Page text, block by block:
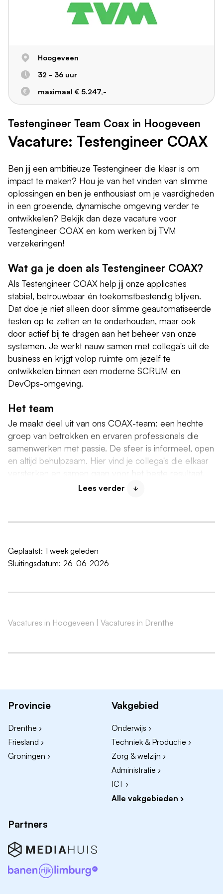
Hoogeveen
32 - 36 uur
maximaal € 5.247,-
Testengineer Team Coax in Hoogeveen
Vacature: Testengineer COAX
Ben jij een ambitieuze Testengineer die klaar is om
impact te maken? Hou je van het vinden van slimme
oplossingen en ben je enthousiast om je vaardigheden
in een groeiende, dynamische omgeving verder te
ontwikkelen? Bekijk dan deze vacature voor
Testengineer COAX en kom werken bij TVM
verzekeringen!
Wat ga je doen als Testengineer COAX?
Als Testengineer COAX help jij onze applicaties
stabiel, betrouwbaar én toekomstbestendig blijven.
Dat doe je niet alleen door slimme geautomatiseerde
testen op te zetten en te onderhouden, maar ook
door actief bij te dragen aan het beheer van onze
systemen. Je werkt nauw samen met collega's uit de
business en krijgt volop ruimte om jezelf te
ontwikkelen binnen een moderne SCRUM en
DevOps-omgeving.
Het team
Je maakt deel uit van ons COAX-team: een hechte
groep van betrokken en ervaren professionals die
samenwerken met passie. De sfeer is informeel, open
en altijd behulpzaam. Hier vind je collega's die elkaar
versterken en samen gaan voor het beste resultaat.
wereld samen veilige producten en diensten te
Tenminste een afgeronde hbo-opleiding
Kennis van en ervaring met Playwright (of een
Een certificering in ISTQB of TMap
tools is een pré
Nauwkeurigheid en oog voor detail
Goede communicatieve vaardigheden
Zin om deel uit te maken van een hecht team en
samen mooie resultaten neer te zetten
omgeving waar jouw expertise écht impact maakt. We
bieden je de kans om door te groeien, jezelf te
ontwikkelen en bij te dragen aan de strategische
ambities van een toekomstgerichte verzekeraar.
Lees verder
Geplaatst: 1 week geleden
Sluitingsdatum: 26-06-2026
Vacatures in Hoogeveen Vacatures in Drenthe
Provincie
Drenthe ›
Friesland ›
Groningen ›
Vakgebied
Onderwijs ›
Techniek & Productie ›
Zorg & welzijn ›
Administratie ›
ICT ›
Alle vakgebieden ›
Partners